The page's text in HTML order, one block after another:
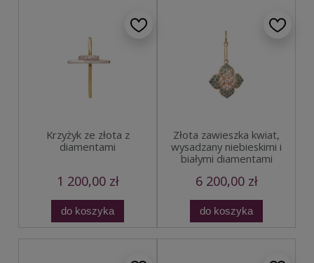
Krzyżyk ze złota z
diamentami
1 200,00 zł
do koszyka
Złota zawieszka kwiat,
wysadzany niebieskimi i
białymi diamentami
6 200,00 zł
do koszyka